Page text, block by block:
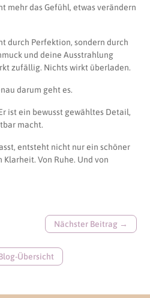
mehr das Gefühl, etwas verändern
durch Perfektion, sondern durch
und deine Ausstrahlung
zufällig. Nichts wirkt überladen.
darum geht es.
ist ein bewusst gewähltes Detail,
macht.
entsteht nicht nur ein schöner
Klarheit. Von Ruhe. Und von
Nächster Beitrag →
Übersicht